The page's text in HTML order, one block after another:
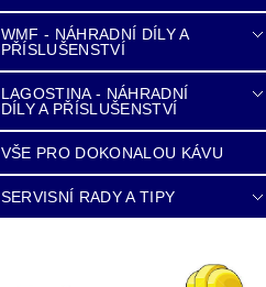
WMF - NÁHRADNÍ DÍLY A
PŘÍSLUŠENSTVÍ
LAGOSTINA - NÁHRADNÍ
DÍLY A PŘÍSLUŠENSTVÍ
VŠE PRO DOKONALOU KÁVU
SERVISNÍ RADY A TIPY